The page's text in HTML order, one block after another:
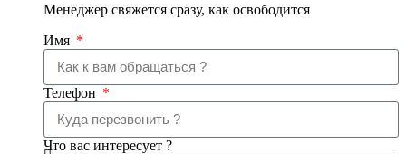
Менеджер свяжется сразу, как освободится
Имя
Телефон
Что вас интересует ?